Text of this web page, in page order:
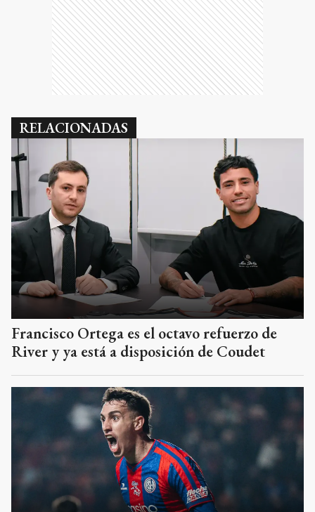
RELACIONADAS
Francisco Ortega es el octavo refuerzo de
River y ya está a disposición de Coudet